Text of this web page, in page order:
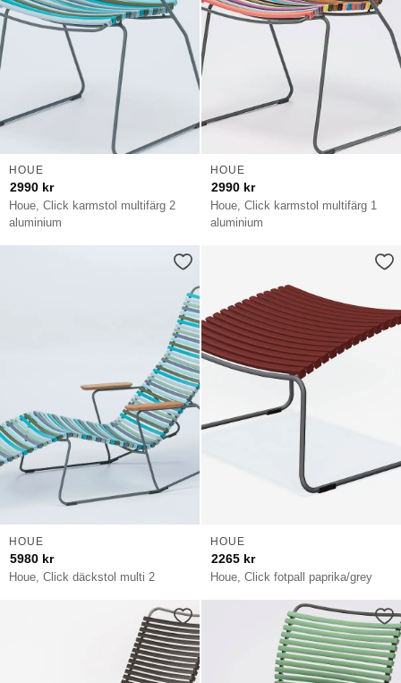
Houe, Click karmstol multifärg 2
aluminium
HOUE
2990 kr
Houe, Click karmstol multifärg 1
aluminium
HOUE
2990 kr
Houe, Click däckstol multi 2
HOUE
5980 kr
Houe, Click fotpall paprika/grey
HOUE
2265 kr